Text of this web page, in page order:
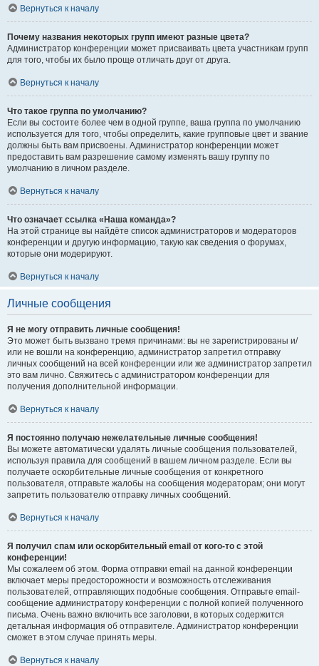
Вернуться к началу
Почему названия некоторых групп имеют разные цвета?
Администратор конференции может присваивать цвета участникам групп
для того, чтобы их было проще отличать друг от друга.
Вернуться к началу
Что такое группа по умолчанию?
Если вы состоите более чем в одной группе, ваша группа по умолчанию
используется для того, чтобы определить, какие групповые цвет и звание
должны быть вам присвоены. Администратор конференции может
предоставить вам разрешение самому изменять вашу группу по
умолчанию в личном разделе.
Вернуться к началу
Что означает ссылка «Наша команда»?
На этой странице вы найдёте список администраторов и модераторов
конференции и другую информацию, такую как сведения о форумах,
которые они модерируют.
Вернуться к началу
Личные сообщения
Я не могу отправить личные сообщения!
Это может быть вызвано тремя причинами: вы не зарегистрированы и/
или не вошли на конференцию, администратор запретил отправку
личных сообщений на всей конференции или же администратор запретил
это вам лично. Свяжитесь с администратором конференции для
получения дополнительной информации.
Вернуться к началу
Я постоянно получаю нежелательные личные сообщения!
Вы можете автоматически удалять личные сообщения пользователей,
используя правила для сообщений в вашем личном разделе. Если вы
получаете оскорбительные личные сообщения от конкретного
пользователя, отправьте жалобы на сообщения модераторам; они могут
запретить пользователю отправку личных сообщений.
Вернуться к началу
Я получил спам или оскорбительный email от кого-то с этой
конференции!
Мы сожалеем об этом. Форма отправки email на данной конференции
включает меры предосторожности и возможность отслеживания
пользователей, отправляющих подобные сообщения. Отправьте email-
сообщение администратору конференции с полной копией полученного
письма. Очень важно включить все заголовки, в которых содержится
детальная информация об отправителе. Администратор конференции
сможет в этом случае принять меры.
Вернуться к началу